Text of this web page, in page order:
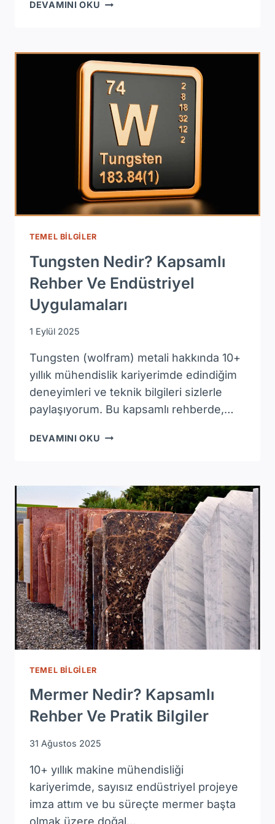
DEVAMINI OKU KEVLAR
VE
UYGULAMALAR
TEMEL BILGILER
Tungsten Nedir? Kapsamlı
Rehber Ve Endüstriyel
Uygulamaları
1 Eylül 2025
Tungsten (wolfram) metali hakkında 10+
yıllık mühendislik kariyerimde edindiğim
deneyimleri ve teknik bilgileri sizlerle
paylaşıyorum. Bu kapsamlı rehberde,…
DEVAMINI OKU TUNGSTEN
VE
ENDÜSTRIYEL
UYGULAMALARI
TEMEL BILGILER
Mermer Nedir? Kapsamlı
Rehber Ve Pratik Bilgiler
31 Ağustos 2025
10+ yıllık makine mühendisliği
kariyerimde, sayısız endüstriyel projeye
imza attım ve bu süreçte mermer başta
olmak üzere doğal…